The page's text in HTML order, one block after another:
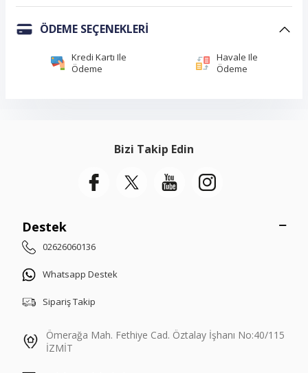
ÖDEME SEÇENEKLERI
Kredi Kartı Ile
Ödeme
Havale Ile
Ödeme
Bizi Takip Edin
Destek
02626060136
Whatsapp Destek
Sipariş Takip
Ömerağa Mah. Fethiye Cad. Öztalay İşhanı No:40/115
İZMİT